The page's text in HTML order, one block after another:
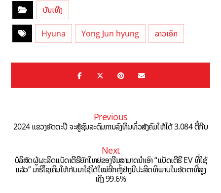
ບັນເທີງ
Hyuna Yong Jun hyung ລາວເອັກ
Previous
2024 ແຂວງອັດຕະປື ຈະສູ້ຊົນລະດົມການລົງທຶນທົ່ວສັງຄົມໃຫ້ໄດ້ 3.084 ຕື້ກີບ
Next
ບໍລິສັດຜູ້ຜະລິດແບັດເຕີຣີຍັກໃຫຍ່ຂອງຈີນສາມາດນຳເອົາ “ແບັດເຕີຣີ EV ທີ່ໃຊ້
ແລ້ວ” ມາຣີໄຊເຄິນໃຫ້ກັບມາໃຊ້ໄດ້ໃໝ່ອີກຄັ້ງຢ່າງມີປະສິດທິພາບໃນອັດຕາທີ່ສູງ
ເຖິງ 99.6%